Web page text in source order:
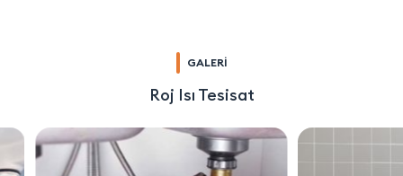
GALERİ
Roj Isı Tesisat